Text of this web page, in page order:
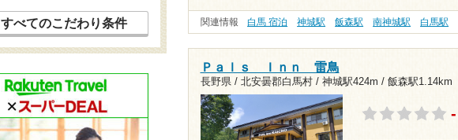
関連情報 白馬 宿泊 神城駅 飯森駅 南神城駅 白馬駅
Ｐａｌｓ Ｉｎｎ 雷鳥
長野県 / 北安曇郡白馬村 / 神城駅424m / 飯森駅1.14km
すべてのこだわり条件